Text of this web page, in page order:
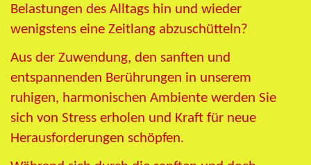
Belastungen des Alltags hin und wieder
wenigstens eine Zeitlang abzuschütteln?
Aus der Zuwendung, den sanften und
entspannenden Berührungen in unserem
ruhigen, harmonischen Ambiente werden Sie
sich von Stress erholen und Kraft für neue
Herausforderungen schöpfen.